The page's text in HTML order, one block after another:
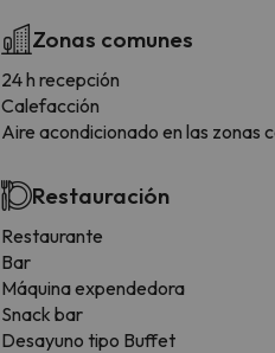
Zonas comunes
24 h recepción
Calefacción
Aire acondicionado en las zonas
Restauración
Restaurante
Bar
Máquina expendedora
Snack bar
Desayuno tipo Buffet